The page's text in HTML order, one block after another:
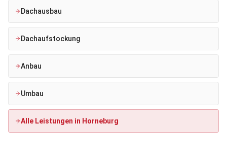
Dachausbau
Dachaufstockung
Anbau
Umbau
Alle Leistungen in Horneburg